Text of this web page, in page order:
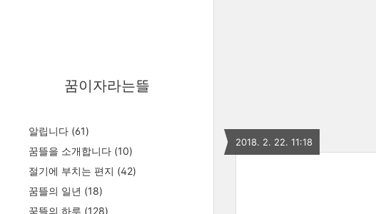
꿈이자라는뜰
알립니다 (61)
꿈뜰을 소개합니다 (10)
절기에 부치는 편지 (42)
꿈뜰의 일년 (18)
꿈뜰의 하루 (128)
2018. 2. 22. 11:18